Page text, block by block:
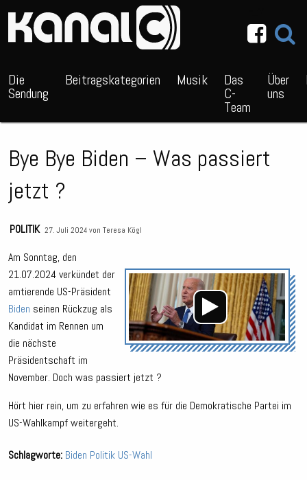
Die
Sendung
Beitragskategorien Musik Das
C-
Team
Über
uns
Bye Bye Biden – Was passiert
jetzt ?
POLITIK 27. Juli 2024 von Teresa Kögl
Am Sonntag, den
21.07.2024 verkündet der
amtierende US-Präsident
Biden seinen Rückzug als
Kandidat im Rennen um
die nächste
Präsidentschaft im
November. Doch was passiert jetzt ?
Hört hier rein, um zu erfahren wie es für die Demokratische Partei im
US-Wahlkampf weitergeht.
Schlagworte: Biden Politik US-Wahl